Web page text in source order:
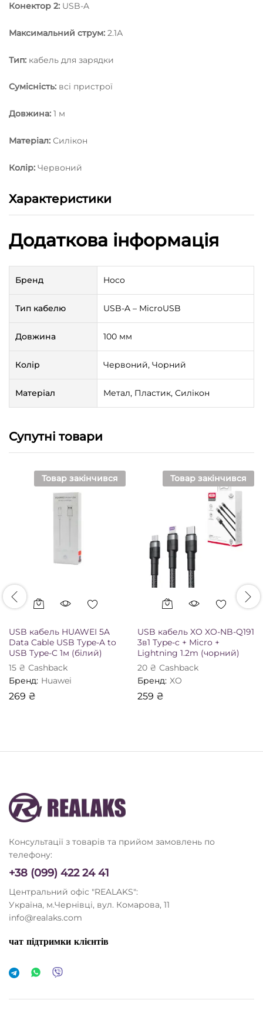
Конектор 2: USB-A
Максимальний струм: 2.1А
Тип: кабель для зарядки
Сумісність: всі пристрої
Довжина: 1 м
Матеріал: Силікон
Колір: Червоний
Характеристики
Додаткова інформація
Бренд Hoco
Тип кабелю USB-A – MicroUSB
Довжина 100 мм
Колір Червоний, Чорний
Матеріал Метал, Пластик, Силікон
Супутні товари
Товар закінчився
USB кабель HUAWEI 5A
Data Cable USB Type-A to
USB Type-C 1м (білий)
15 ₴ Сashback
Бренд: Huawei
269 ₴
Товар закінчився
USB кабель XO XO-NB-Q191
3в1 Type-c + Micro +
Lightning 1.2m (чорний)
20 ₴ Сashback
Бренд: XO
259 ₴
Консультації з товарів та прийом замовлень по
телефону:
+38 (099) 422 24 41
Центральний офіс "REALAKS":
Україна, м.Чернівці, вул. Комарова, 11
info@realaks.com
чат підтримки клієнтів